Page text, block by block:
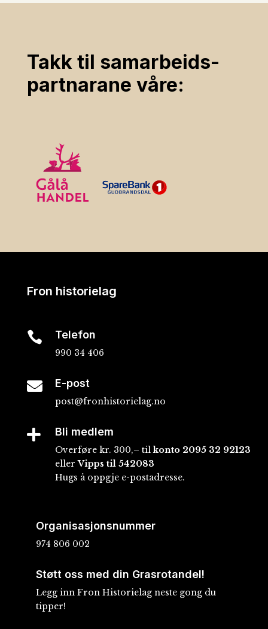
Takk til samarbeids­
partnarane våre:
Fron historielag
 Telefon
990 34 406
 E-post
post@fronhistorielag.no
 Bli medlem
Overføre kr. 300,– tilkonto 2095 32 92123
ellerVipps til 542083
Hugs å oppgje e-postadresse.
Organisasjonsnummer
974 806 002
Støtt oss med din Grasrotandel!
Legg inn Fron Historielag neste gong du
tipper!